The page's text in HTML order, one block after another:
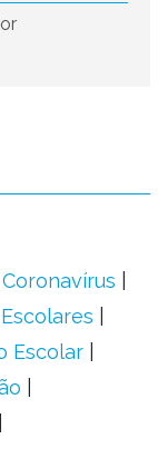
Coronavírus
Escolar